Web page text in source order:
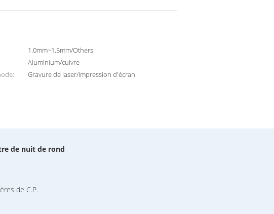
1.0mm~1.5mm/Others
Aluminium/cuivre
Gravure de laser/impression d'écran
de nuit de rond
de C.P.